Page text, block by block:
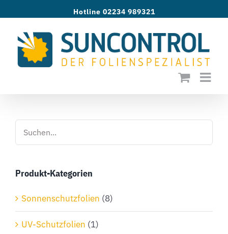
springen
Hotline 02234 989321
Produkt-Kategorien
Sonnenschutzfolien (8)
UV-Schutzfolien (1)